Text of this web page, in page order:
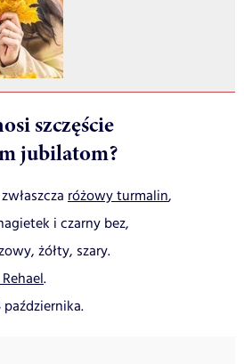
szczęście
jubilatom?
różowy turmalin,
i czarny bez,
żółty, szary.
.
października.